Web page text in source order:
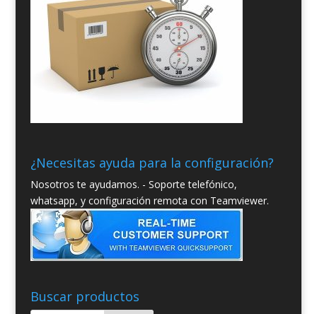
¿Necesitas ayuda para la configuración?
Nosotros te ayudamos. - Soporte telefónico,
whatsapp, y configuración remota con Teamviewer.
Buscar productos